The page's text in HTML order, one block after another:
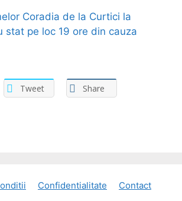
Coradia de la Curtici la
stat pe loc 19 ore din cauza
Tweet Share
Confidentialitate
Contact